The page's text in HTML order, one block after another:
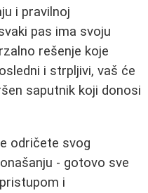
i pravilnoj
pas ima svoju
rešenje koje
i strpljivi, vaš će
saputnik koji donosi
odričete svog
- gotovo sve
i